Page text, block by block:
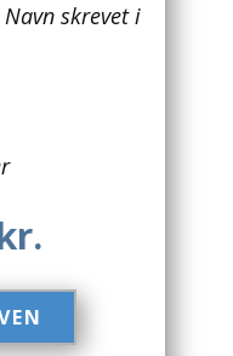
skrevet i